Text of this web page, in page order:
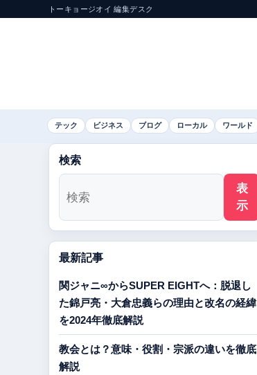
トーキョージオイ 編集デスク
テック ビジネス ブログ ローカル ワールド
検索
表
示
最新記事
関ジャニ∞からSUPER EIGHTへ：脱退し
た錦戸亮・大倉忠義らの理由と改名の経緯
を2024年徹底解説
教会とは？意味・役割・宗派の違いを徹底
解説